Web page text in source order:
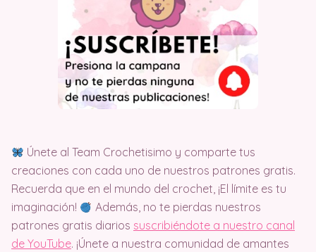
Únete al Team Crochetisimo y comparte tus
creaciones con cada uno de nuestros patrones gratis.
Recuerda que en el mundo del crochet, ¡El límite es tu
imaginación!
Además, no te pierdas nuestros
patrones gratis diarios suscribiéndote a nuestro canal
de YouTube. ¡Únete a nuestra comunidad de amantes